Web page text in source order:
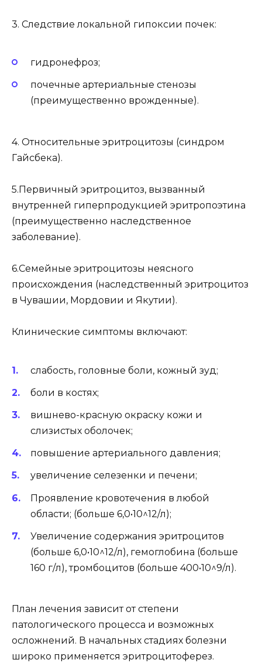
3. Следствие локальной гипоксии почек:
гидронефроз;
почечные артериальные стенозы
(преимущественно врожденные).
4. Относительные эритроцитозы (синдром
Гайсбека).
5.Первичный эритроцитоз, вызванный
внутренней гиперпродукцией эритропоэтина
(преимущественно наследственное
заболевание).
6.Семейные эритроцитозы неясного
происхождения (наследственный эритроцитоз
в Чувашии, Мордовии и Якутии).
Клинические симптомы включают:
слабость, головные боли, кожный зуд;
боли в костях;
вишнево-красную окраску кожи и
слизистых оболочек;
повышение артериального давления;
увеличение селезенки и печени;
Проявление кровотечения в любой
области; (больше 6,0•10^12/л);
Увеличение содержания эритроцитов
(больше 6,0•10^12/л), гемоглобина (больше
160 г/л), тромбоцитов (больше 400•10^9/л).
План лечения зависит от степени
патологического процесса и возможных
осложнений. В начальных стадиях болезни
широко применяется эритроцитоферез.